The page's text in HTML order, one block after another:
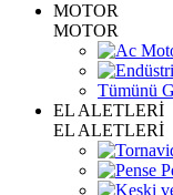
MOTOR
MOTOR
Tümünü
EL ALETLERİ
EL ALETLERİ